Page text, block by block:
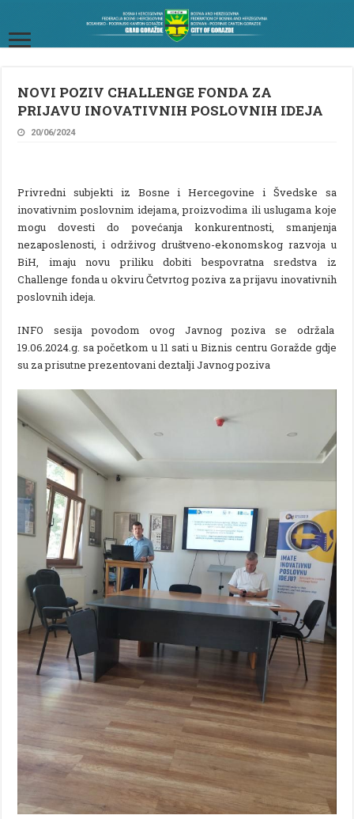
NOVI POZIV CHALLENGE FONDA ZA
PRIJAVU INOVATIVNIH POSLOVNIH IDEJA
20/06/2024
Privredni subjekti iz Bosne i Hercegovine i Švedske sa
inovativnim poslovnim idejama, proizvodima ili uslugama koje
mogu dovesti do povećanja konkurentnosti, smanjenja
nezaposlenosti, i održivog društveno-ekonomskog razvoja u
BiH, imaju novu priliku dobiti bespovratna sredstva iz
Challenge fonda u okviru Četvrtog poziva za prijavu inovativnih
poslovnih ideja.
INFO sesija povodom ovog Javnog poziva se održala
19.06.2024.g. sa početkom u 11 sati u Biznis centru Goražde gdje
su za prisutne prezentovani deztalji Javnog poziva